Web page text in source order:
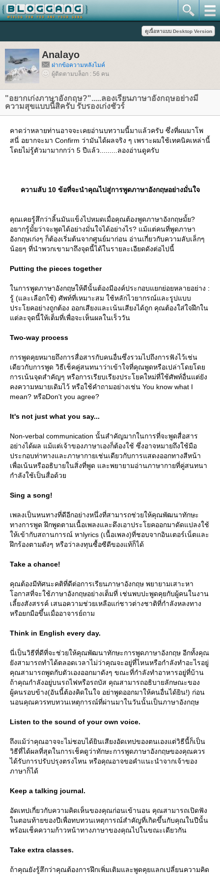
Analayo
ฝากข้อความหลังไมค์
ผู้ติดตามบล็อก : 56 คน
"อยากเก่งภาษาอังกฤษ?".....ลองเรียนภาษาอังกฤษอย่างมี
ความสุขแบบนี้สิครับ รับรองเก่งชัวร์
คาดว่าหลายท่านอาจจะเคยอ่านบทวามนี้มาแล้วครับ ซึ่งที่ผมมาโพ
สนี่ อยากจะมา Confirm ว่ามันได้ผลจริง ๆ เพราะผมใช้เทคนิคเหล่านี้
ดยไม่รู้ตัวมามากกว่า 5 ปีแล้ว.........ลองอ่านดูครับ
ความลับ 10 ข้อที่จะนำคุณไปสู่การพูดภาษาอังกฤษอย่างมั่นใจ
คุณเคยรู้สึกว่าลิ้นมันแข็งไปหมดเมื่อคุณต้องพูดภาษาอังกฤษมั้ย?
อยากรู้มั้ยว่าจะพูดได้อย่างมั่นใจได้อย่างไร? แม้แต่คนที่พูดภาษา
อังกฤษเก่งๆ ก็ต้องเริ่มต้นจากศูนย์มาก่อน อ่านเกี่ยวกับความลับเล็กๆ
น้อยๆ ที่นำพวกเขามาถึงจุดนี้ได้ในรายละเอียดดังต่อไปนี้
Putting the pieces together
นการพูดภาษาอังกฤษให้ดีนั้นต้องมีองค์ประกอบแยกย่อยหลายอย่าง :
รู้ (และเลือกใช้) ศัพท์ที่เหมาะสม ใช้หลักไวยากรณ์และรูปแบบ
ประโยคอย่างถูกต้อง ออกเสียงและเน้นเสียงได้ถูก คุณต้องใส่ใจฝึกใน
ต่ละจุดนี้ให้เต็มที่เพื่อจะเห็นผลในเร็ววัน
Two-way process
การพูดคุยหมายถึงการสื่อสารกับคนอื่นซึ่งรวมไปถึงการฟังไว้เช่น
เดียวกับการพูด วิธีเช็คคู่สนทนาว่าเข้าใจที่คุณพูดหรือเปล่าโดยโด
การเน้นจุดสำคัญๆ หรือการเรียบเรียงประโยคใหม่ที่ใช้ศัพท์อื่นแต่ยัง
คงความหมายเดิมไว้ หรือใช้คำถามอย่างเช่น You know what I
mean? หรือDon't you agree?
It's not just what you say...
Non-verbal communication นั้นสำคัญมากในการที่จะพูดสื่อสาร
อย่างได้ผล แม้แต่เจ้าของภาษาเองก็ต้องใช้ ซึ่งอาจหมายถึงใช้มือ
ประกอบท่าทางและภาษากายเช่นเดียวกับการแสดงออกทางสีหน้า
เพื่อเน้นหรืออธิบายในสิ่งที่พูด และพยายามอ่านภาษากายที่คู่สนทนา
กำลังใช้เป็นสื่อด้ว
Sing a song!
เพลงเป็นหนทางที่ดีอีกอย่างหนึ่งที่สามารถช่วยให้คุณพัฒนาทักษะ
ทางการพูด ฝึกพูดตามเนื้อเพลงและดึงเอาประโยคออกมาดัดแปลงใช้
ห้เข้ากับสถานการณ์ หาlyrics (เนื้อเพลง)ที่ชอบจากอินเตอร์เน็ตและ
ฝึกร้องตามดังๆ หรือว่าลงทุนซื้อซีดีของแท้ก็ได้
Take a chance!
คุณต้องมีทัศนะคติที่ดีต่อการเรียนภาษาอังกฤษ พยายามเสาะหา
อกาสที่จะใช้ภาษาอังกฤษอย่างเต็มที่ เช่นพบปะพูดคุยกับผู้คนในงาน
เลี้ยงสังสรรค์ เสนอความช่วยเหลือแก่ชาวต่างชาติที่กำลังหลงทาง
หรือยกมือขึ้นเมื่ออาจารย์ถาม
Think in English every day.
นี่เป็นวิธีที่ดีที่จะช่วยให้คุณพัฒนาทักษะการพูดภาษาอังกฤษ อีกทั้งคุณ
ังสามารถทำได้ตลอดเวลาไม่ว่าคุณจะอยู่ที่ไหนหรือกำลังทำอะไรอยู่
คุณสามารถพูดกับตัวเองออกมาดังๆ ขณะที่กำลังทำอาหารอยู่ที่บ้าน
ถ้าคุณกำลังอยู่บนรถไฟหรือรถบัส คุณสามารถอธิบายลักษณะของ
ผู้คนรอบข้าง(อันนี้ต้องคิดในใจ อย่าพูดออกมาให้คนอื่นได้ยิน!) ก่อน
นอนคุณควรทบทวนเหตุการณ์ที่ผ่านมาในวันนั้นเป็นภาษาอังกฤษ
Listen to the sound of your own voice.
ถึงแม้ว่าคุณอาจจะไม่ชอบได้ยินเสียงอัดเทปของตนเองแต่วิธีนี้ก็เป็น
วิธีที่ได้ผลที่สุดในการเช็คดูว่าทักษะการพูดภาษาอังกฤษของคุณควร
ได้รับการปรับปรุงตรงไหน หรือคุณอาจขอคำแนะนำจากเจ้าของ
ภาษาก็ได้
Keep a talking journal.
อัดเทปเกี่ยวกับความคิดเห็นของคุณก่อนเข้านอน คุณสามารถเปิดฟัง
นตอนท้ายของปีเพื่อทบทวนเหตุการณ์สำคัญที่เกิดขึ้นกับคุณในปีนั้น
พร้อมเช็คความก้าวหน้าทางภาษาของคุณไปในขณะเดียวกัน
Take extra classes.
ถ้าคุณยังรู้สึกว่าคุณต้องการฝึกเพิ่มเติมและพูดคุยแลกเปลี่ยนความคิด